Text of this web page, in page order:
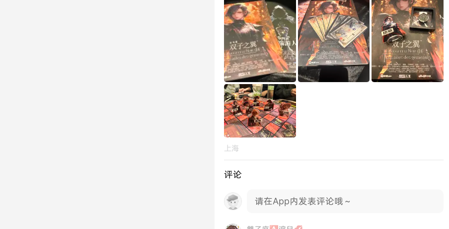
上海
评论
请在App内发表评论哦～